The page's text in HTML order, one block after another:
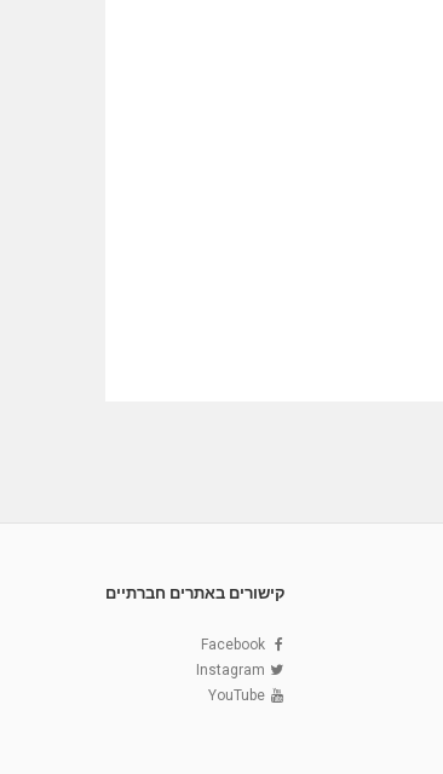
קישורים באתרים חברתיים
Facebook
Instagram
YouTube